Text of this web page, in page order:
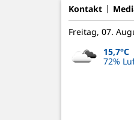
Kontakt
Freitag, 07.
15,7°C
72%